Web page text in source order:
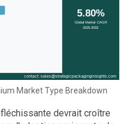
Market Type Breakdown
devrait croître